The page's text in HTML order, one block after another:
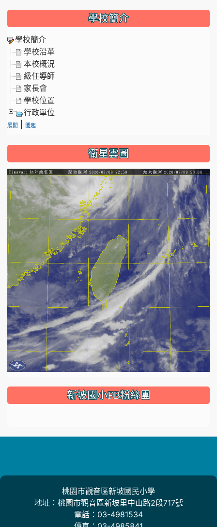
學校簡介
學校簡介
學校沿革
本校概況
級任導師
家長會
學校位置
行政單位
展開 闔起
衛星雲圖
::: 新坡國小FB粉絲團
桃園市觀音區新坡國民小學
地址：桃園市觀音區新坡里中山路2段717號
電話：03-4981534